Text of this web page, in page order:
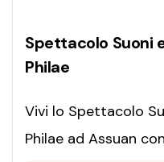
Spettacolo Suoni
Philae
Vivi lo Spettacolo
Philae ad Assuan